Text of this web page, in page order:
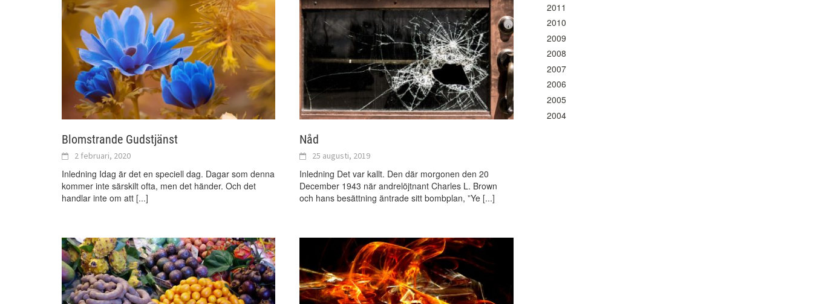
Blomstrande Gudstjänst
2 februari, 2020
Inledning Idag är det en speciell dag. Dagar som denna
kommer inte särskilt ofta, men det händer. Och det
handlar inte om att [...]
Nåd
25 augusti, 2019
Inledning Det var kallt. Den där morgonen den 20
December 1943 när andrelöjtnant Charles L. Brown
och hans besättning äntrade sitt bombplan, ”Ye [...]
2011
2010
2009
2008
2007
2006
2005
2004